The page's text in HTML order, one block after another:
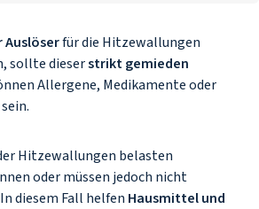
für die Hitzewallungen
sollte dieserstrikt gemieden
Allergene, Medikamente oder
Hitzewallungen belasten
oder müssen jedoch nicht
diesem Fall helfen Hausmittel und